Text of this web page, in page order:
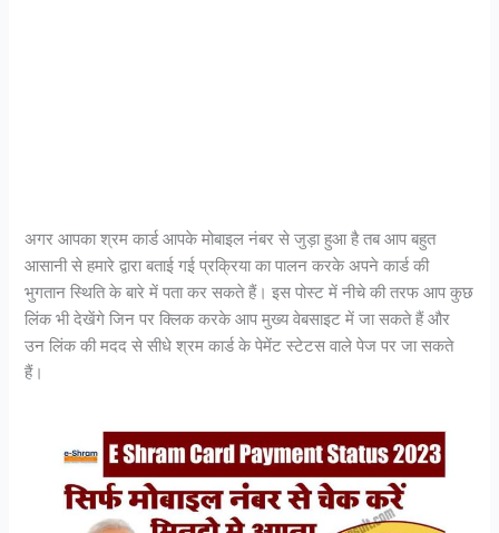
अगर आपका श्रम कार्ड आपके मोबाइल नंबर से जुड़ा हुआ है तब आप बहुत
आसानी से हमारे द्वारा बताई गई प्रक्रिया का पालन करके अपने कार्ड की
भुगतान स्थिति के बारे में पता कर सकते हैं।इस पोस्ट में नीचे की तरफ आप कुछ
लिंक भी देखेंगे जिन पर क्लिक करके आप मुख्य वेबसाइट में जा सकते हैं और
उन लिंक की मदद से सीधे श्रम कार्ड के पेमेंट स्टेटस वाले पेज पर जा सकते
हैं।